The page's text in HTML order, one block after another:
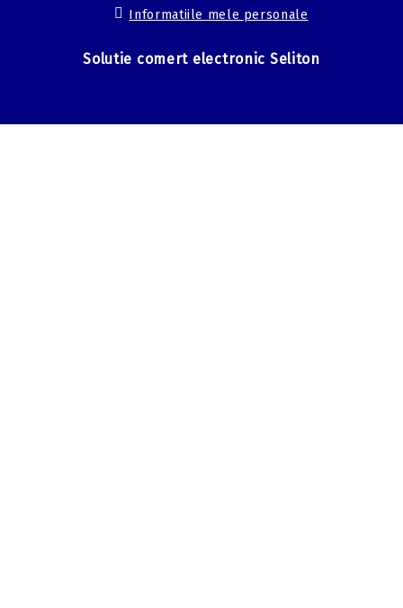
Informatiile mele personale
Solutie comert electronic Seliton